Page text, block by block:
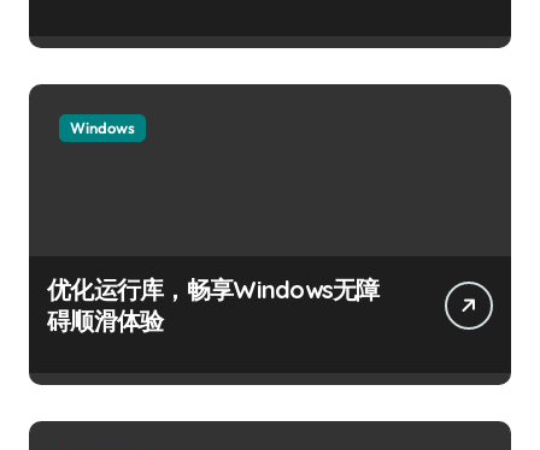
Windows
优化运行库，畅享Windows无障
碍顺滑体验